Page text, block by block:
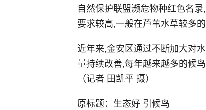
自然保护联盟濒危物种红色名
要求较高,一般在芦苇水草较多的
近年来,金安区通过不断加大对
量持续改善,每年越来越多的候
（记者 田凯平 摄）
原标题：生态好 引候鸟